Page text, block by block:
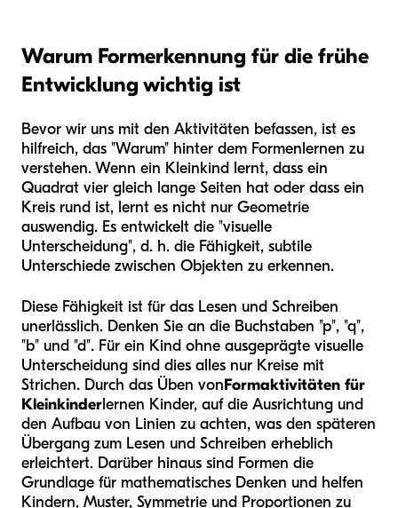
Warum Formerkennung für die frühe
Entwicklung wichtig ist
Bevor wir uns mit den Aktivitäten befassen, ist es
hilfreich, das "Warum" hinter dem Formenlernen zu
verstehen. Wenn ein Kleinkind lernt, dass ein
Quadrat vier gleich lange Seiten hat oder dass ein
Kreis rund ist, lernt es nicht nur Geometrie
auswendig. Es entwickelt die "visuelle
Unterscheidung", d. h. die Fähigkeit, subtile
Unterschiede zwischen Objekten zu erkennen.
Diese Fähigkeit ist für das Lesen und Schreiben
unerlässlich. Denken Sie an die Buchstaben "p", "q",
"b" und "d". Für ein Kind ohne ausgeprägte visuelle
Unterscheidung sind dies alles nur Kreise mit
Strichen. Durch das Üben vonFormaktivitäten für
Kleinkinderlernen Kinder, auf die Ausrichtung und
den Aufbau von Linien zu achten, was den späteren
Übergang zum Lesen und Schreiben erheblich
erleichtert. Darüber hinaus sind Formen die
Grundlage für mathematisches Denken und helfen
Kindern, Muster, Symmetrie und Proportionen zu